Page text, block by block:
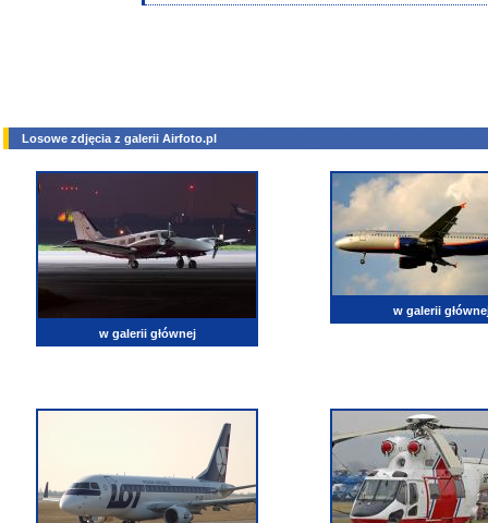
Losowe zdjęcia z galerii Airfoto.pl
w galerii głównej
w galerii